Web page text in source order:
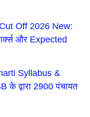
Off 2026 New:
और Expected
Syllabus &
द्वारा 2900 पंचायत